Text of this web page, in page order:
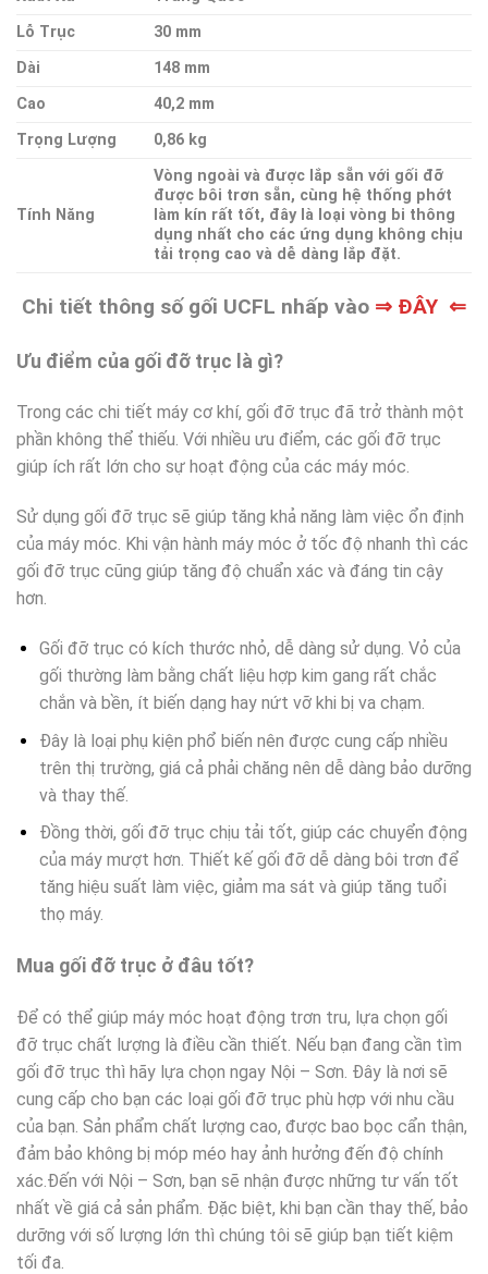
Lỗ Trục
30 mm
Dài
148 mm
Cao
40,2 mm
Trọng Lượng
0,86 kg
Tính Năng
Vòng ngoài và được lắp sẵn với gối đỡ
được bôi trơn sẵn, cùng hệ thống phớt
làm kín rất tốt, đây là loại vòng bi thông
dụng nhất cho các ứng dụng không chịu
tải trọng cao và dễ dàng lắp đặt.
Chi tiết thông số gối UCFL nhấp vào ⇒ ĐÂY ⇐
Ưu điểm của gối đỡ trục là gì?
Trong các chi tiết máy cơ khí, gối đỡ trục đã trở thành một
phần không thể thiếu. Với nhiều ưu điểm, các gối đỡ trục
giúp ích rất lớn cho sự hoạt động của các máy móc.
Sử dụng gối đỡ trục sẽ giúp tăng khả năng làm việc ổn định
của máy móc. Khi vận hành máy móc ở tốc độ nhanh thì các
gối đỡ trục cũng giúp tăng độ chuẩn xác và đáng tin cậy
hơn.
Gối đỡ trục có kích thước nhỏ, dễ dàng sử dụng. Vỏ của
gối thường làm bằng chất liệu hợp kim gang rất chắc
chắn và bền, ít biến dạng hay nứt vỡ khi bị va chạm.
Đây là loại phụ kiện phổ biến nên được cung cấp nhiều
trên thị trường, giá cả phải chăng nên dễ dàng bảo dưỡng
và thay thế.
Đồng thời, gối đỡ trục chịu tải tốt, giúp các chuyển động
của máy mượt hơn. Thiết kế gối đỡ dễ dàng bôi trơn để
tăng hiệu suất làm việc, giảm ma sát và giúp tăng tuổi
thọ máy.
Mua gối đỡ trục ở đâu tốt?
Để có thể giúp máy móc hoạt động trơn tru, lựa chọn gối
đỡ trục chất lượng là điều cần thiết. Nếu bạn đang cần tìm
gối đỡ trục thì hãy lựa chọn ngay Nội – Sơn. Đây là nơi sẽ
cung cấp cho bạn các loại gối đỡ trục phù hợp với nhu cầu
của bạn. Sản phẩm chất lượng cao, được bao bọc cẩn thận,
đảm bảo không bị móp méo hay ảnh hưởng đến độ chính
xác.Đến với Nội – Sơn, bạn sẽ nhận được những tư vấn tốt
nhất về giá cả sản phẩm. Đặc biệt, khi bạn cần thay thế, bảo
dưỡng với số lượng lớn thì chúng tôi sẽ giúp bạn tiết kiệm
tối đa.